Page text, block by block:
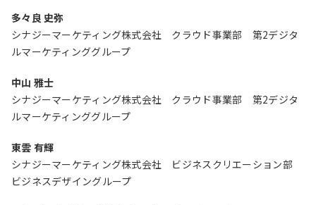
多々良 史弥
シナジーマーケティング株式会社 クラウド事業部 第2デジタ
ルマーケティンググループ
中山 雅士
シナジーマーケティング株式会社 クラウド事業部 第2デジタ
ルマーケティンググループ
東雲 有輝
シナジーマーケティング株式会社 ビジネスクリエーション部
ビジネスデザイングループ